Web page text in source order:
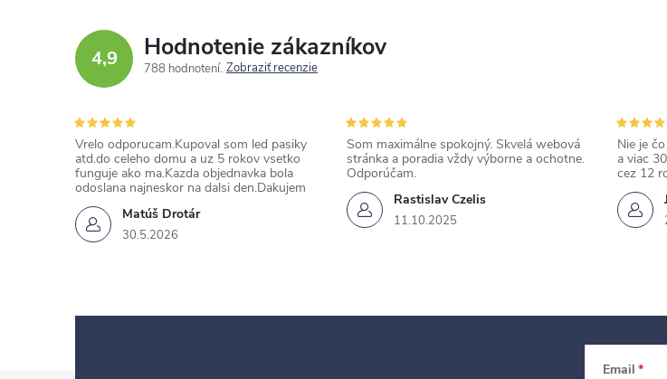
4,9 Hodnotenie zákazníkov
788 hodnotení Zobraziť recenzie
Matúš Drotár
30.5.2026
Vrelo odporucam.Kupoval som led pasiky
atd.do celeho domu a uz 5 rokov vsetko
funguje ako ma.Kazda objednavka bola
odoslana najneskor na dalsi den.Dakujem
Rastislav Czelis
11.10.2025
Som maximálne spokojný. Skvelá webová
stránka a poradia vždy výborne a ochotne.
Odporúčam.
Nie je
a viac
cez 12
Email